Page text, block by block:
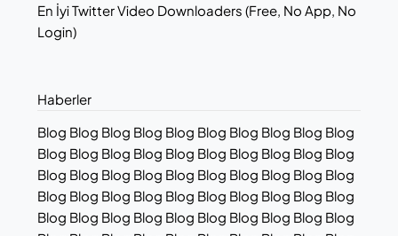
En İyi Twitter Video Downloaders (Free, No App, No
Login)
Haberler
Blog Blog Blog Blog Blog Blog Blog Blog Blog Blog
Blog Blog Blog Blog Blog Blog Blog Blog Blog Blog
Blog Blog Blog Blog Blog Blog Blog Blog Blog Blog
Blog Blog Blog Blog Blog Blog Blog Blog Blog Blog
Blog Blog Blog Blog Blog Blog Blog Blog Blog Blog